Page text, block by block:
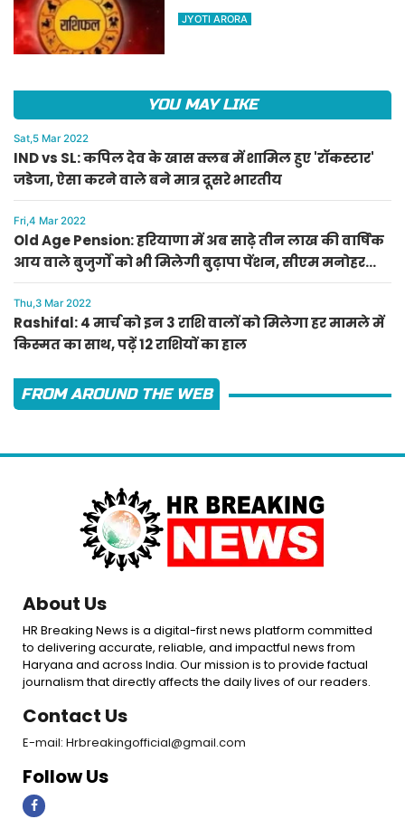
किस्मत का साथ, पढ़ें 12 राशियों का
JYOTI ARORA
YOU MAY LIKE
Sat,5 Mar 2022
IND vs SL: कपिल देव के खास क्लब में शामिल हुए 'रॉकस्टार'
जडेजा, ऐसा करने वाले बने मात्र दूसरे भारतीय
Fri,4 Mar 2022
Old Age Pension: हरियाणा में अब साढ़े तीन लाख की वार्षिक
आय वाले बुजुर्गों को भी मिलेगी बुढ़ापा पेंशन, सीएम मनोहर
लाल का ऐलान
Thu,3 Mar 2022
Rashifal: 4 मार्च को इन 3 राशि वालों को मिलेगा हर मामले में
किस्मत का साथ, पढ़ें 12 राशियों का हाल
FROM AROUND THE WEB
About Us
HR Breaking News is a digital-first news platform committed
to delivering accurate, reliable, and impactful news from
Haryana and across India. Our mission is to provide factual
journalism that directly affects the daily lives of our readers.
Contact Us
E-mail: Hrbreakingofficial@gmail.com
Follow Us